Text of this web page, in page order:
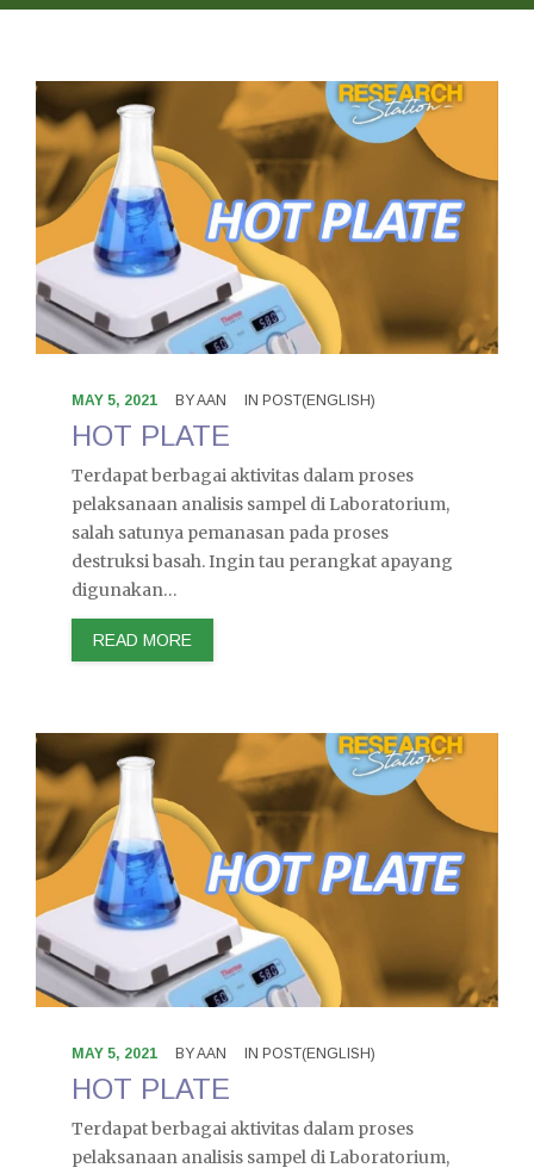
MAY 5, 2021 BYAAN IN POST(ENGLISH)
HOT PLATE
Terdapat berbagai aktivitas dalam proses
pelaksanaan analisis sampel di Laboratorium,
salah satunya pemanasan pada proses
destruksi basah. Ingin tau perangkat apayang
digunakan…
READ MORE
MAY 5, 2021 BYAAN IN POST(ENGLISH)
HOT PLATE
Terdapat berbagai aktivitas dalam proses
pelaksanaan analisis sampel di Laboratorium,